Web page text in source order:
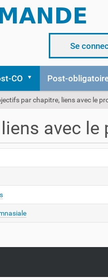
Se
CO Post-
par chapitre, liens avec le
avec le